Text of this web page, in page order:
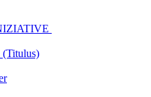
(Titulus)